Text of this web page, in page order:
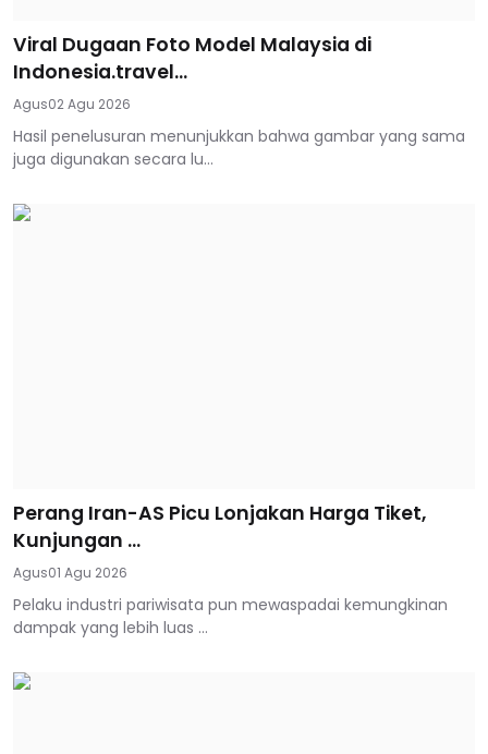
Viral Dugaan Foto Model Malaysia di
Indonesia.travel...
Agus02 Agu 2026
Hasil penelusuran menunjukkan bahwa gambar yang sama
juga digunakan secara lu...
Perang Iran-AS Picu Lonjakan Harga Tiket,
Kunjungan ...
Agus01 Agu 2026
Pelaku industri pariwisata pun mewaspadai kemungkinan
dampak yang lebih luas ...